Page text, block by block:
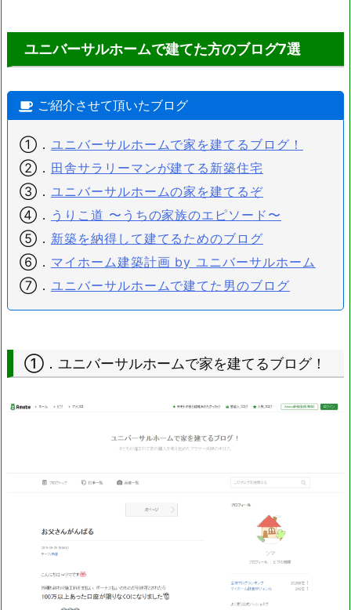
ユニバーサルホームで建てた方のブログ7選
ご紹介させて頂いたブログ
①． ユニバーサルホームで家を建てるブログ！
②． 田舎サラリーマンが建てる新築住宅
③． ユニバーサルホームの家を建てるぞ
④． うりこ道 〜うちの家族のエピソード〜
⑤． 新築を納得して建てるためのブログ
⑥． マイホーム建築計画 by ユニバーサルホーム
⑦． ユニバーサルホームで建てた男のブログ
①．ユニバーサルホームで家を建てるブログ！